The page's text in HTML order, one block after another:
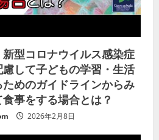
新型コロナウイルス感染症
して子どもの学習・生活
めのガイドラインからみ
事をする場合とは？
2026年2月8日